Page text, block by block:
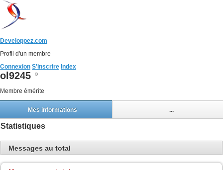
Developpez.com
Profil d'un membre
Connexion S'inscrire Index
ol9245
Membre émérite
Mes informations ...
Statistiques
Messages au total